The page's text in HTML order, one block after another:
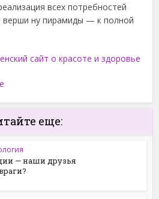
всех потребностей
верши ну пирамиды — к полной
сайт о красоте и здоровье
еще:
— наши друзья